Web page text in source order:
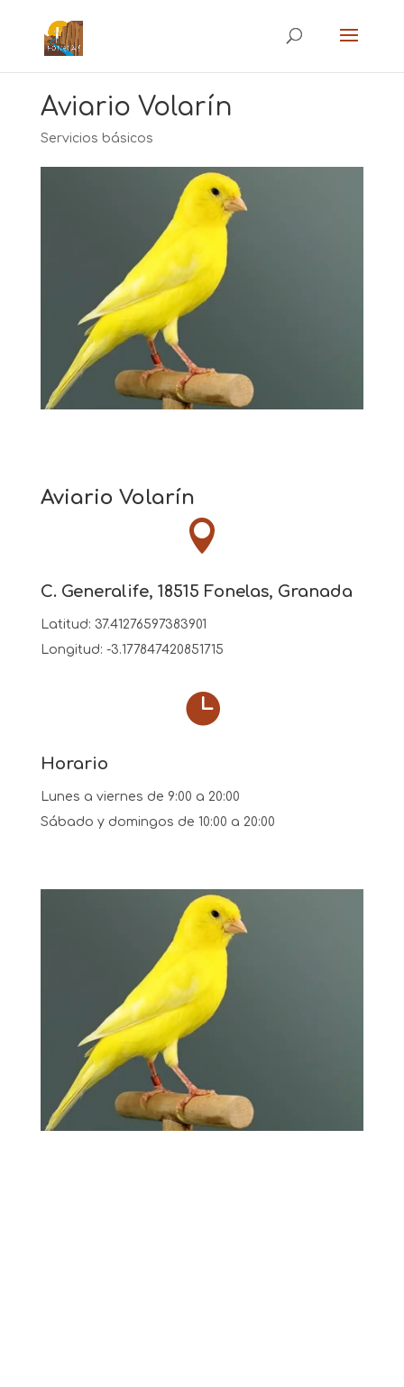
Aviario Volarín
Servicios básicos
Aviario Volarín

C. Generalife, 18515 Fonelas, Granada
Latitud: 37.41276597383901
Longitud: -3.177847420851715

Horario
Lunes a viernes de 9:00 a 20:00
Sábado y domingos de 10:00 a 20:00